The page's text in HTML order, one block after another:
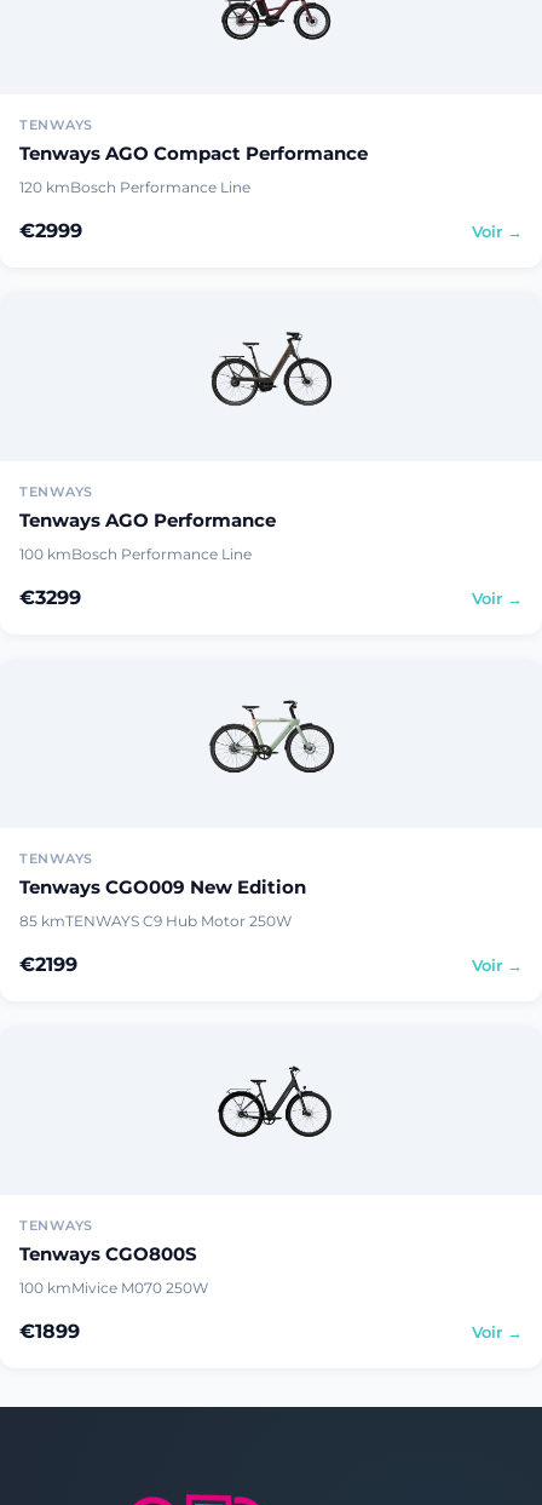
TENWAYS
Tenways AGO Compact Performance
120 kmBosch Performance Line
€2999 Voir →
TENWAYS
Tenways AGO Performance
100 kmBosch Performance Line
€3299 Voir →
TENWAYS
Tenways CGO009 New Edition
85 kmTENWAYS C9 Hub Motor 250W
€2199 Voir →
TENWAYS
Tenways CGO800S
100 kmMivice M070 250W
€1899 Voir →